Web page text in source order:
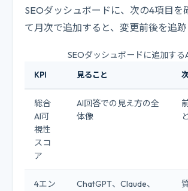
SEOダッシュボードに、次の4項目を
て月次で追加すると、変更前後を追跡
SEOダッシュボードに追加する
KPI 見ること
総合
AI可
視性
スコ
ア
AI回答での見え方の全
体像
4エン
ChatGPT、Claude、